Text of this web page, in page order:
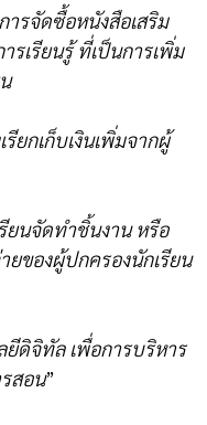
รจัดซื้อหนังสือเสริม
รเรียนรู้ ที่เป็นการเพิ่ม
ยกเก็บเงินเพิ่มจากผู้
ยนจัดทำชิ้นงาน หรือ
ยของผู้ปกครองนักเรียน
ยีดิจิทัล เพื่อการบริหาร
สอน”